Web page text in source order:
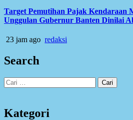
Target Pemutihan Pajak Kendaraan
Unggulan Gubernur Banten Dinilai
23 jam ago redaksi
Search
Cari
untuk:
Kategori